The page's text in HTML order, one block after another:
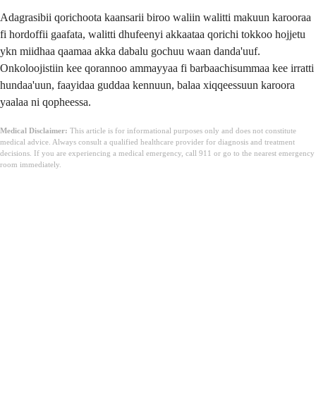
Adagrasibii qorichoota kaansarii biroo waliin walitti makuun karooraa
fi hordoffii gaafata, walitti dhufeenyi akkaataa qorichi tokkoo hojjetu
ykn miidhaa qaamaa akka dabalu gochuu waan danda'uuf.
Onkoloojistiin kee qorannoo ammayyaa fi barbaachisummaa kee irratti
hundaa'uun, faayidaa guddaa kennuun, balaa xiqqeessuun karoora
yaalaa ni qopheessa.
Medical Disclaimer: This article is for informational purposes only and does not constitute
medical advice. Always consult a qualified healthcare provider for diagnosis and treatment
decisions. If you are experiencing a medical emergency, call 911 or go to the nearest emergency
room immediately.